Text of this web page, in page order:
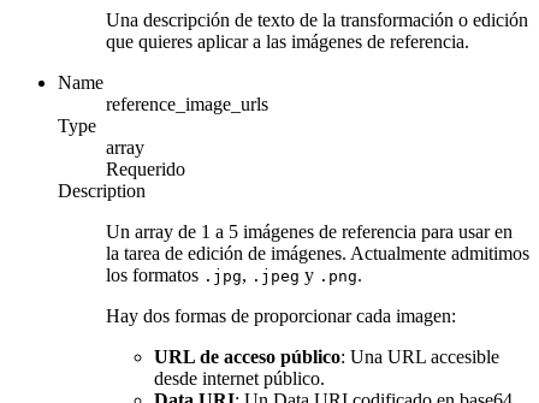
Una descripción de texto de la transformación o edición
que quieres aplicar a las imágenes de referencia.
Name
reference_image_urls
Type
array
Requerido
Description
Un array de 1 a 5 imágenes de referencia para usar en
la tarea de edición de imágenes. Actualmente admitimos
los formatos .jpg, .jpeg y .png.
Hay dos formas de proporcionar cada imagen:
URL de acceso público: Una URL accesible
desde internet público.